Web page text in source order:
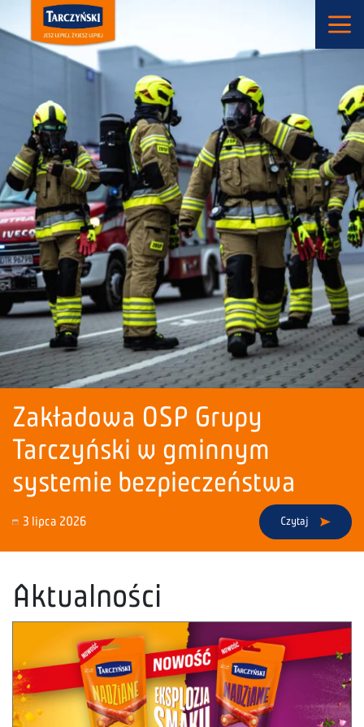
Main Navigation
Zakładowa OSP Grupy
Tarczyński w gminnym
systemie bezpieczeństwa
3 lipca 2026 Czytaj
Aktualności